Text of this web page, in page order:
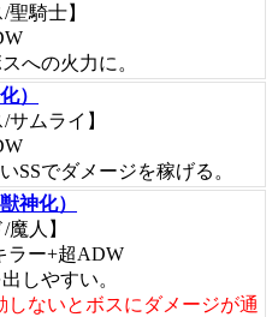
聖騎士】
への火力に。
）
サムライ】
SSでダメージを稼げる。
神化）
魔人】
ラー+超ADW
しやすい。
ないとボスにダメージが通